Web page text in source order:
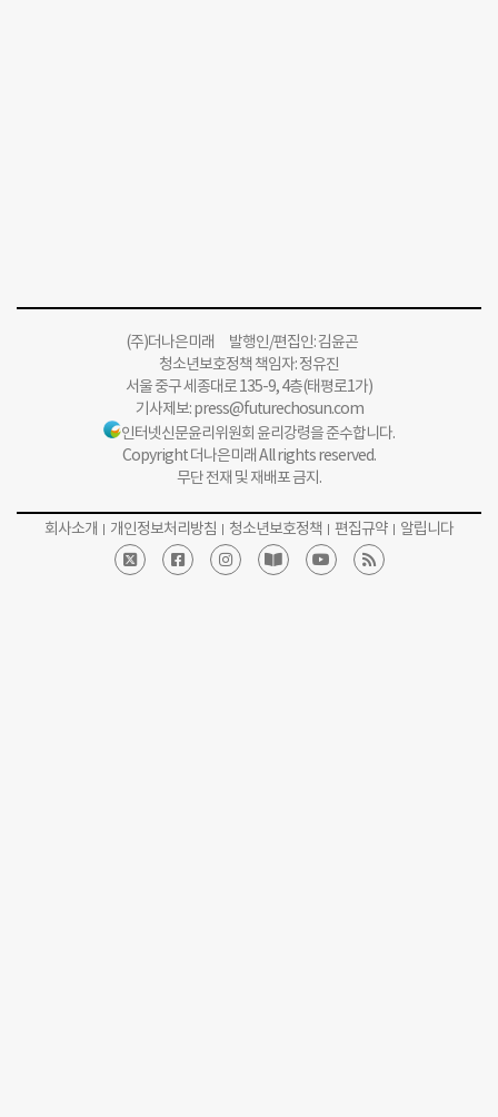
(주)더나은미래 발행인/편집인: 김윤곤
청소년보호정책 책임자: 정유진
서울 중구 세종대로 135-9, 4층(태평로1가)
기사제보:press@futurechosun.com
인터넷신문윤리위원회 윤리강령을 준수합니다.
Copyright 더나은미래 All rights reserved.
무단 전재 및 재배포 금지.
회사소개 개인정보처리방침 청소년보호정책 편집규약 알립니다